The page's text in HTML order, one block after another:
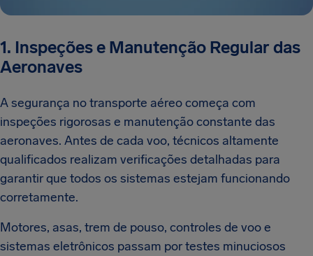
1. Inspeções e Manutenção Regular das
Aeronaves
A segurança no transporte aéreo começa com
inspeções rigorosas e manutenção constante das
aeronaves. Antes de cada voo, técnicos altamente
qualificados realizam verificações detalhadas para
garantir que todos os sistemas estejam funcionando
corretamente.
Motores, asas, trem de pouso, controles de voo e
sistemas eletrônicos passam por testes minuciosos